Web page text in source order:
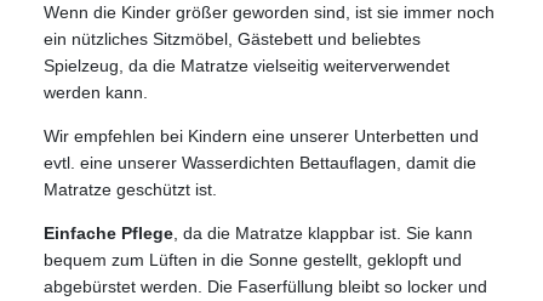
Wenn die Kinder größer geworden sind, ist sie immer noch
ein nützliches Sitzmöbel, Gästebett und beliebtes
Spielzeug, da die Matratze vielseitig weiterverwendet
werden kann.
Wir empfehlen bei Kindern eine unserer Unterbetten und
evtl. eine unserer Wasserdichten Bettauflagen, damit die
Matratze geschützt ist.
Einfache Pflege , da die Matratze klappbar ist. Sie kann
bequem zum Lüften in die Sonne gestellt, geklopft und
abgebürstet werden. Die Faserfüllung bleibt so locker und